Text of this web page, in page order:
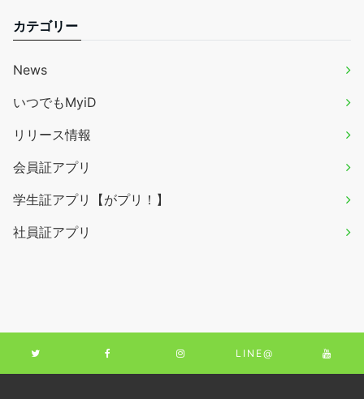
カテゴリー
News
いつでもMyiD
リリース情報
会員証アプリ
学生証アプリ【がプリ！】
社員証アプリ
LINE@